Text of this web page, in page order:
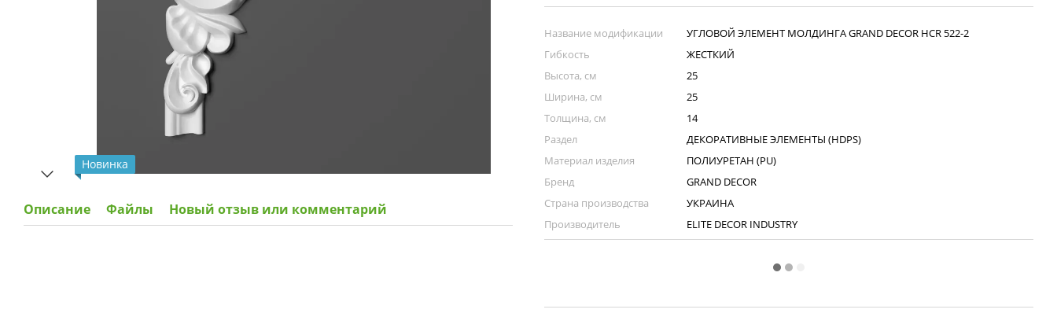
Новинка
Описание Файлы Новый отзыв или комментарий
Название модификации
УГЛОВОЙ ЭЛЕМЕНТ МОЛДИНГА GRAND DECOR HCR 522-2
Гибкость
ЖЕСТКИЙ
Высота, см
25
Ширина, см
25
Толщина, см
14
Раздел
ДЕКОРАТИВНЫЕ ЭЛЕМЕНТЫ (HDPS)
Материал изделия
ПОЛИУРЕТАН (PU)
Бренд
GRAND DECOR
Страна производства
УКРАИНА
Производитель
ELITE DECOR INDUSTRY